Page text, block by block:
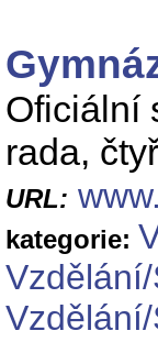
Oficiální
rada,
URL:
kategorie: